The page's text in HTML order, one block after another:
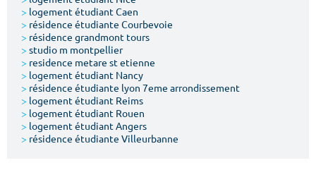
> logement étudiant Caen
> résidence étudiante Courbevoie
> résidence grandmont tours
> studio m montpellier
> residence metare st etienne
> logement étudiant Nancy
> résidence étudiante lyon 7eme arrondissement
> logement étudiant Reims
> logement étudiant Rouen
> logement étudiant Angers
> résidence étudiante Villeurbanne